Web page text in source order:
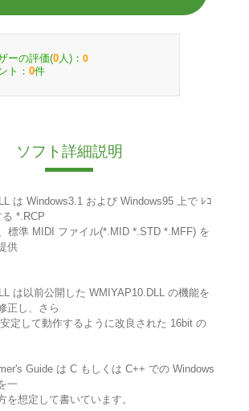
ーの評価(0 人)： 0
ト： 0件
ソフト詳細説明
は Windows3.1 および Windows95 上で ﾚｺ
*.RCP
標準 MIDI ファイル(*.MID *.STD *.MFF) を
供
は以前公開した WMIYAP10.DLL の機能を
正し、さら
定して動作するように改良された 16bit の
Guide は C もしくは C++ での Windows
一
を想定して書いています。